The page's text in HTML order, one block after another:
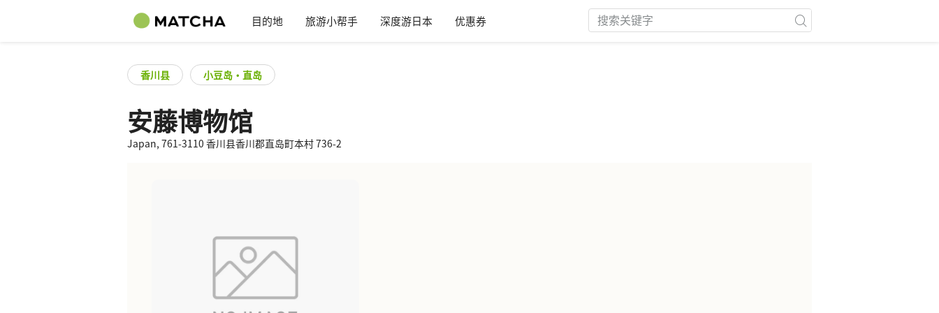
目的地 旅游小帮手 深度游日本 优惠券
香川县 小豆岛・直岛
安藤博物馆
Japan, 761-3110 香川县香川郡直岛町本村 736-2